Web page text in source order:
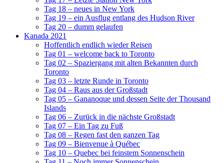
Tag 18 – neues in New York
Tag 19 – ein Ausflug entlang des Hudson River
Tag 20 – dumm gelaufen
Kanada 2021
Hoffentlich endlich wieder Reisen
Tag 01 – welcome back to Toronto
Tag 02 – Spaziergang mit alten Bekannten durch
Toronto
Tag 03 – letzte Runde in Toronto
Tag 04 – Raus aus der Großstadt
Tag 05 – Gananoque und dessen Seite der Thousand
Islands
Tag 06 – Zurück in die nächste Großstadt
Tag 07 – Ein Tag zu Fuß
Tag 08 – Regen fast den ganzen Tag
Tag 09 – Bienvenue à Québec
Tag 10 – Quebec bei feinstem Sonnenschein